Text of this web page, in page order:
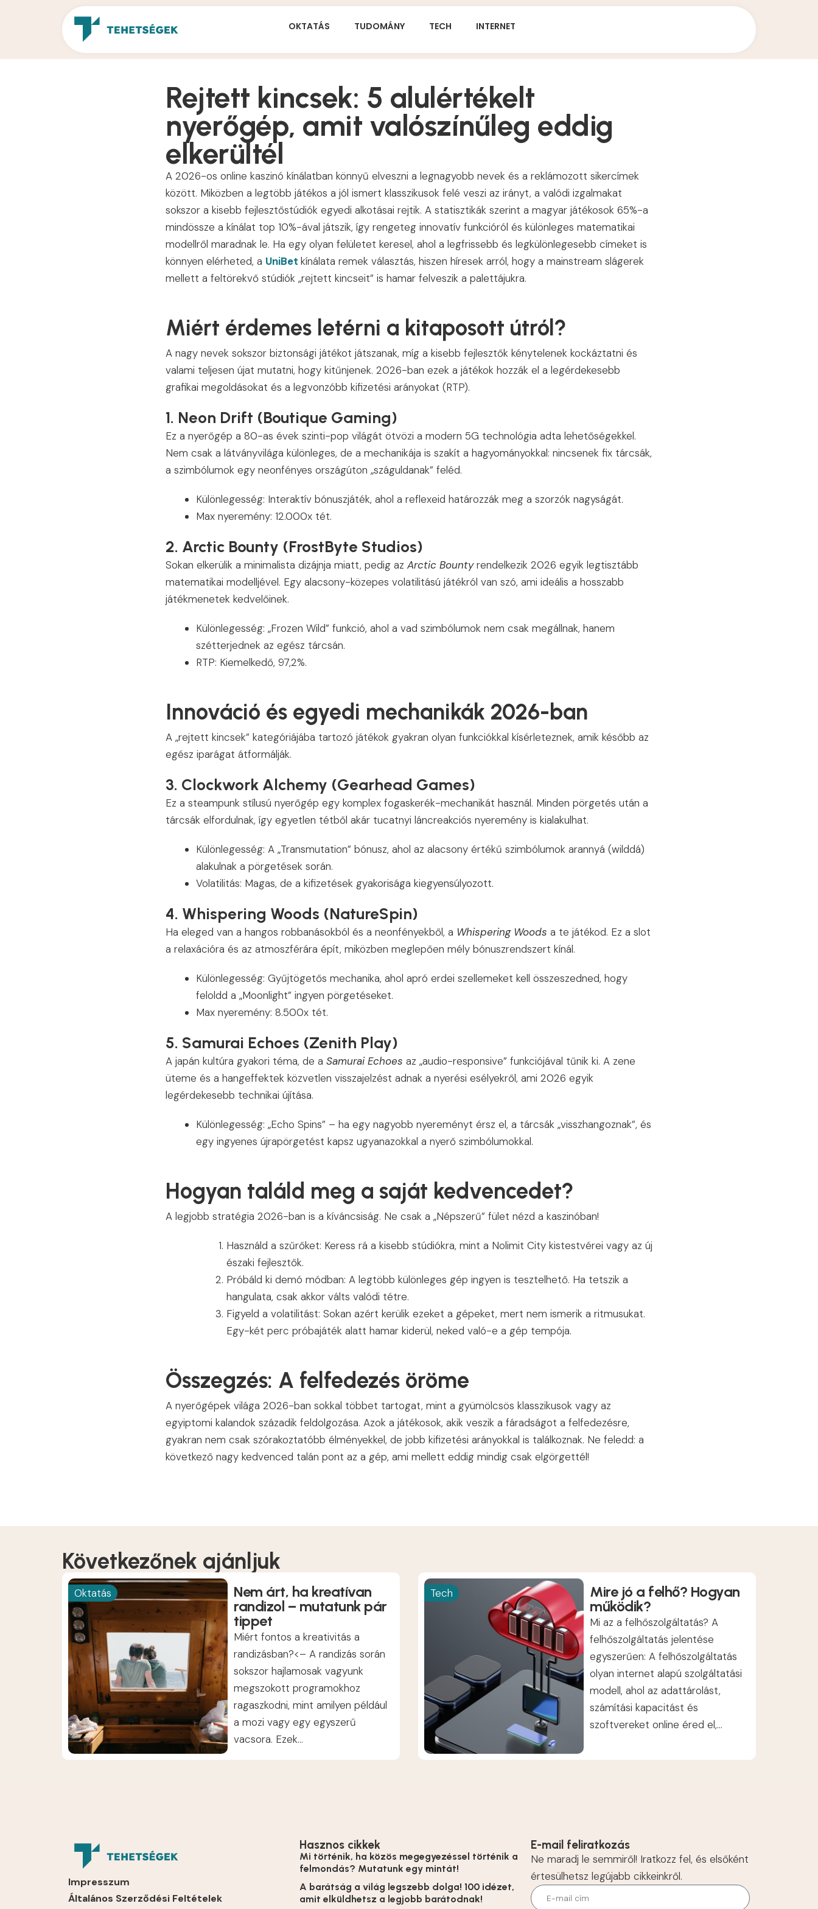
OKTATÁS TUDOMÁNY TECH INTERNET
Rejtett kincsek: 5 alulértékelt
nyerőgép, amit valószínűleg eddig
elkerültél
A 2026-os online kaszinó kínálatban könnyű elveszni a legnagyobb nevek és a reklámozott sikercímek
között. Miközben a legtöbb játékos a jól ismert klasszikusok felé veszi az irányt, a valódi izgalmakat
sokszor a kisebb fejlesztőstúdiók egyedi alkotásai rejtik. A statisztikák szerint a magyar játékosok 65%-a
mindössze a kínálat top 10%-ával játszik, így rengeteg innovatív funkcióról és különleges matematikai
modellről maradnak le. Ha egy olyan felületet keresel, ahol a legfrissebb és legkülönlegesebb címeket is
könnyen elérheted, a UniBet kínálata remek választás, hiszen híresek arról, hogy a mainstream slágerek
mellett a feltörekvő stúdiók „rejtett kincseit” is hamar felveszik a palettájukra.
Miért érdemes letérni a kitaposott útról?
A nagy nevek sokszor biztonsági játékot játszanak, míg a kisebb fejlesztők kénytelenek kockáztatni és
valami teljesen újat mutatni, hogy kitűnjenek. 2026-ban ezek a játékok hozzák el a legérdekesebb
grafikai megoldásokat és a legvonzóbb kifizetési arányokat (RTP).
1. Neon Drift (Boutique Gaming)
Ez a nyerőgép a 80-as évek szinti-pop világát ötvözi a modern 5G technológia adta lehetőségekkel.
Nem csak a látványvilága különleges, de a mechanikája is szakít a hagyományokkal: nincsenek fix tárcsák,
a szimbólumok egy neonfényes országúton „száguldanak” feléd.
Különlegesség: Interaktív bónuszjáték, ahol a reflexeid határozzák meg a szorzók nagyságát.
Max nyeremény: 12.000x tét.
2. Arctic Bounty (FrostByte Studios)
Sokan elkerülik a minimalista dizájnja miatt, pedig az Arctic Bountyrendelkezik 2026 egyik legtisztább
matematikai modelljével. Egy alacsony-közepes volatilitású játékról van szó, ami ideális a hosszabb
játékmenetek kedvelőinek.
Különlegesség: „Frozen Wild” funkció, ahol a vad szimbólumok nem csak megállnak, hanem
szétterjednek az egész tárcsán.
RTP: Kiemelkedő, 97,2%.
Innováció és egyedi mechanikák 2026-ban
A „rejtett kincsek” kategóriájába tartozó játékok gyakran olyan funkciókkal kísérleteznek, amik később az
egész iparágat átformálják.
3. Clockwork Alchemy (Gearhead Games)
Ez a steampunk stílusú nyerőgép egy komplex fogaskerék-mechanikát használ. Minden pörgetés után a
tárcsák elfordulnak, így egyetlen tétből akár tucatnyi láncreakciós nyeremény is kialakulhat.
Különlegesség: A „Transmutation” bónusz, ahol az alacsony értékű szimbólumok arannyá (wilddá)
alakulnak a pörgetések során.
Volatilitás: Magas, de a kifizetések gyakorisága kiegyensúlyozott.
4. Whispering Woods (NatureSpin)
Ha eleged van a hangos robbanásokból és a neonfényekből, a Whispering Woods a te játékod. Ez a slot
a relaxációra és az atmoszférára épít, miközben meglepően mély bónuszrendszert kínál.
Különlegesség: Gyűjtögetős mechanika, ahol apró erdei szellemeket kell összeszedned, hogy
feloldd a „Moonlight” ingyen pörgetéseket.
Max nyeremény: 8.500x tét.
5. Samurai Echoes (Zenith Play)
A japán kultúra gyakori téma, de a Samurai Echoes az „audio-responsive” funkciójával tűnik ki. A zene
üteme és a hangeffektek közvetlen visszajelzést adnak a nyerési esélyekről, ami 2026 egyik
legérdekesebb technikai újítása.
Különlegesség: „Echo Spins” – ha egy nagyobb nyereményt érsz el, a tárcsák „visszhangoznak”, és
egy ingyenes újrapörgetést kapsz ugyanazokkal a nyerő szimbólumokkal.
Hogyan találd meg a saját kedvencedet?
A legjobb stratégia 2026-ban is a kíváncsiság. Ne csak a „Népszerű” fület nézd a kaszinóban!
Használd a szűrőket: Keress rá a kisebb stúdiókra, mint a Nolimit City kistestvérei vagy az új
északi fejlesztők.
Próbáld ki demó módban: A legtöbb különleges gép ingyen is tesztelhető. Ha tetszik a
hangulata, csak akkor válts valódi tétre.
Figyeld a volatilitást: Sokan azért kerülik ezeket a gépeket, mert nem ismerik a ritmusukat.
Egy-két perc próbajáték alatt hamar kiderül, neked való-e a gép tempója.
Összegzés: A felfedezés öröme
A nyerőgépek világa 2026-ban sokkal többet tartogat, mint a gyümölcsös klasszikusok vagy az
egyiptomi kalandok századik feldolgozása. Azok a játékosok, akik veszik a fáradságot a felfedezésre,
gyakran nem csak szórakoztatóbb élményekkel, de jobb kifizetési arányokkal is találkoznak. Ne feledd: a
következő nagy kedvenced talán pont az a gép, ami mellett eddig mindig csak elgörgettél!
Következőnek ajánljuk
Oktatás
Nem árt, ha kreatívan
randizol – mutatunk pár
tippet
Miért fontos a kreativitás a
randizásban?<– A randizás során
sokszor hajlamosak vagyunk
megszokott programokhoz
ragaszkodni, mint amilyen például
a mozi vagy egy egyszerű
vacsora. Ezek...
Tech
Mire jó a felhő? Hogyan
működik?
Mi az a felhőszolgáltatás? A
felhőszolgáltatás jelentése
egyszerűen: A felhőszolgáltatás
olyan internet alapú szolgáltatási
modell, ahol az adattárolást,
számítási kapacitást és
szoftvereket online éred el,...
Impresszum
Általános Szerződési Feltételek
Hasznos cikkek
Mi történik, ha közös megegyezéssel történik a
felmondás? Mutatunk egy mintát!
A barátság a világ legszebb dolga! 100 idézet,
amit elküldhetsz a legjobb barátodnak!
E-mail feliratkozás
Ne maradj le semmiről! Iratkozz fel, és elsőként
értesülhetsz legújabb cikkeinkről.